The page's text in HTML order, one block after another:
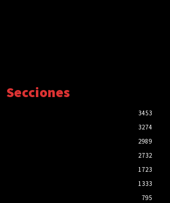
Secciones
3453
3274
2989
2732
1723
1333
795